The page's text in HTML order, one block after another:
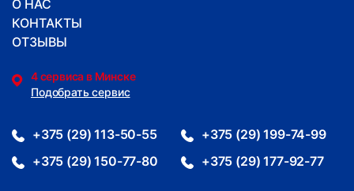
О НАС
КОНТАКТЫ
ОТЗЫВЫ
4 сервиса в Минске
Подобрать сервис
+375 (29) 113-50-55
+375 (29) 199-74-99
+375 (29) 150-77-80
+375 (29) 177-92-77